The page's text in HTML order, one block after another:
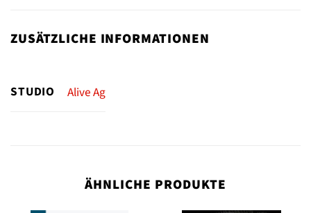
ZUSÄTZLICHE INFORMATIONEN
STUDIO Alive Ag
ÄHNLICHE PRODUKTE